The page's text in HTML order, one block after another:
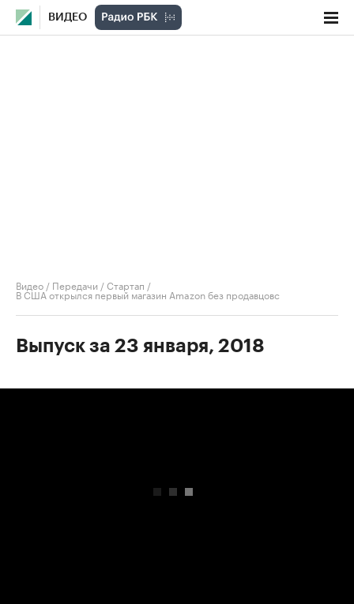
ВИДЕО
Видео / Передачи /Стартап /
В США открылся первый магазин Amazon без продавцовс
Выпуск за 23 января, 2018